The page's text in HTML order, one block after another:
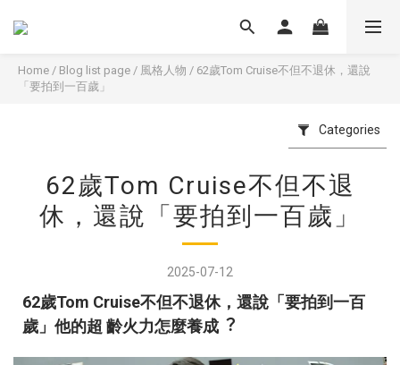
Home / Blog list page / 風格人物 / 62歲Tom Cruise不但不退休，還說
「要拍到一百歲」
Categories
62歲Tom Cruise不但不退
休，還說「要拍到一百歲」
2025-07-12
62歲Tom Cruise不但不退休，還說「要拍到⼀百
歲」他的超 齡⽕⼒怎麼養成︖